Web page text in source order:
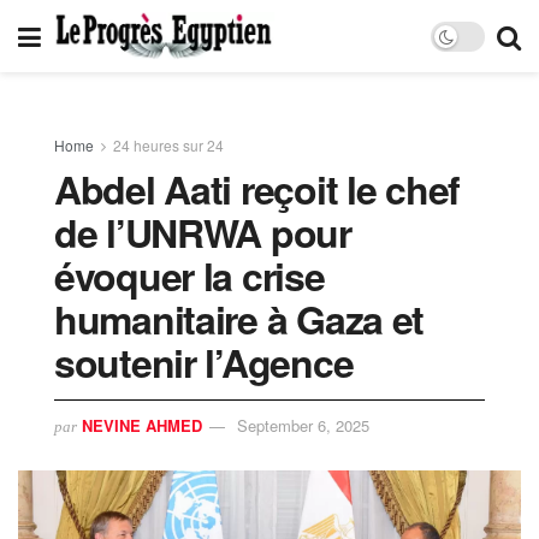
Home 24 heures sur 24
Abdel Aati reçoit le chef
de l’UNRWA pour
évoquer la crise
humanitaire à Gaza et
soutenir l’Agence
par NEVINE AHMED September 6, 2025